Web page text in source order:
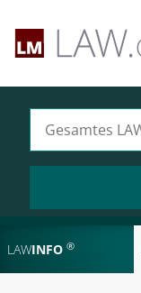
LAWINFO ®